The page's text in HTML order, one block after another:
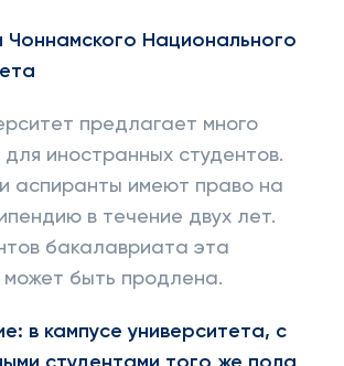
Чоннамского Национального
предлагает много
для иностранных студентов.
аспиранты имеют право на
в течение двух лет.
бакалавриата эта
может быть продлена.
в кампусе университета, с